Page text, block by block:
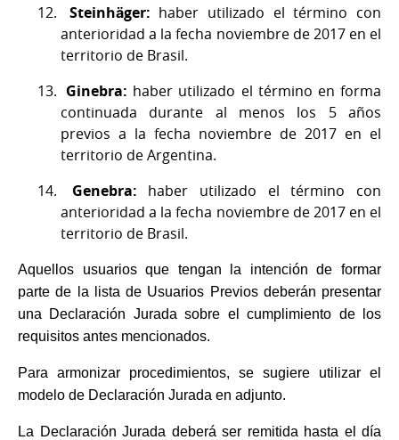
Steinhäger: haber utilizado el término con
anterioridad a la fecha noviembre de 2017 en el
territorio de Brasil.
Ginebra: haber utilizado el término en forma
continuada durante al menos los 5 años
previos a la fecha noviembre de 2017 en el
territorio de Argentina.
Genebra: haber utilizado el término con
anterioridad a la fecha noviembre de 2017 en el
territorio de Brasil.
Aquellos usuarios que tengan la intención de formar
parte de la lista de Usuarios Previos deberán presentar
una Declaración Jurada sobre el cumplimiento de los
requisitos antes mencionados.
Para armonizar procedimientos, se sugiere utilizar el
modelo de Declaración Jurada en adjunto.
La Declaración Jurada deberá ser remitida hasta el día